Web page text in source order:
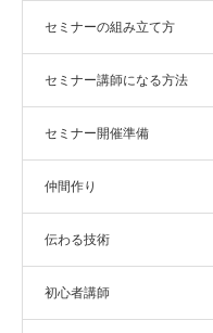
セミナーの組み立て方
セミナー講師になる方法
セミナー開催準備
仲間作り
伝わる技術
初心者講師